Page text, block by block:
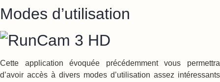
Modes d’utilisation
Cette application évoquée précédemment vous permettra
d’avoir accès à divers modes d’utilisation assez intéressants